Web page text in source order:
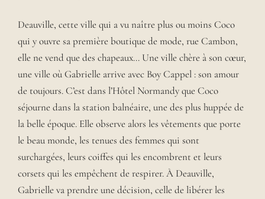
Deauville, cette ville qui a vu naître plus ou moins Coco
qui y ouvre sa première boutique de mode, rue Cambon,
elle ne vend que des chapeaux… Une ville chère à son cœur,
une ville où Gabrielle arrive avec Boy Cappel : son amour
de toujours. C’est dans l’Hôtel Normandy que Coco
séjourne dans la station balnéaire, une des plus huppée de
la belle époque. Elle observe alors les vêtements que porte
le beau monde, les tenues des femmes qui sont
surchargées, leurs coiffes qui les encombrent et leurs
corsets qui les empêchent de respirer. À Deauville,
Gabrielle va prendre une décision, celle de libérer les